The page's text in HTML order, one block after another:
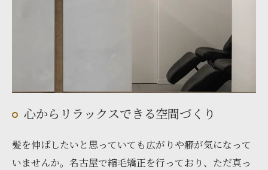
心からリラックスできる空間づくり
髪を伸ばしたいと思っていても広がりや癖が気になって
いませんか。名古屋で縮毛矯正を行っており、ただ真っ